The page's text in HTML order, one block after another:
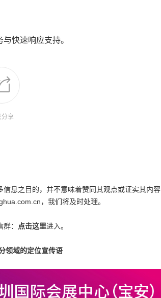
快速响应支持。
分享
息之目的，并不意味着赞同其观点或证实其内容
，我们将及时处理。
： 点击这里进入。
领域的定位宣传语